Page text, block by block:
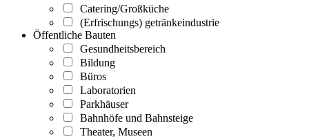
Catering/Großküche
(Erfrischungs) getränkeindustrie
Öffentliche Bauten
Gesundheitsbereich
Bildung
Büros
Laboratorien
Parkhäuser
Bahnhöfe und Bahnsteige
Theater, Museen